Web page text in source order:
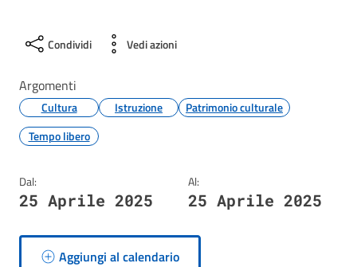
Condividi Vedi azioni
Argomenti
Cultura Istruzione
Patrimonio culturale
Tempo libero
Dal:
25 Aprile 2025
Al:
25 Aprile 2025
Aggiungi al calendario